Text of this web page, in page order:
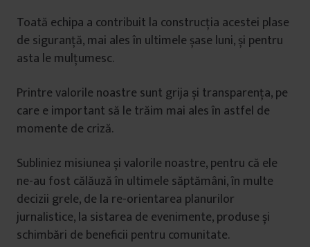
Toată echipa a contribuit la construcția acestei plase
de siguranță, mai ales în ultimele șase luni, și pentru
asta le mulțumesc.
Printre valorile noastre sunt grija și transparența, pe
care e important să le trăim mai ales în astfel de
momente de criză.
Subliniez misiunea și valorile noastre, pentru că ele
ne-au fost călăuză în ultimele săptămâni, în multe
decizii grele, de la re-orientarea planurilor
jurnalistice, la sistarea de evenimente, produse și
schimbări de beneficii pentru comunitate.